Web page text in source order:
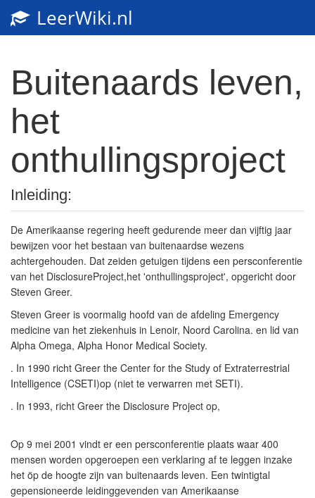
LeerWiki.nl
Buitenaards leven,
het
onthullingsproject
Inleiding:
De Amerikaanse regering heeft gedurende meer dan vijftig jaar
bewijzen voor het bestaan van buitenaardse wezens
achtergehouden. Dat zeiden getuigen tijdens een persconferentie
van het DisclosureProject,het 'onthullingsproject', opgericht door
Steven Greer.
Steven Greer is voormalig hoofd van de afdeling Emergency
medicine van het ziekenhuis in Lenoir, Noord Carolina. en lid van
Alpha Omega, Alpha Honor Medical Society.
. In 1990 richt Greer the Center for the Study of Extraterrestrial
Intelligence (CSETI)op (niet te verwarren met SETI).
. In 1993, richt Greer the Disclosure Project op,
Op 9 mei 2001 vindt er een persconferentie plaats waar 400
mensen worden opgeroepen een verklaring af te leggen inzake
het öp de hoogte zijn van buitenaards leven. Een twintigtal
gepensioneerde leidinggevenden van Amerikaanse